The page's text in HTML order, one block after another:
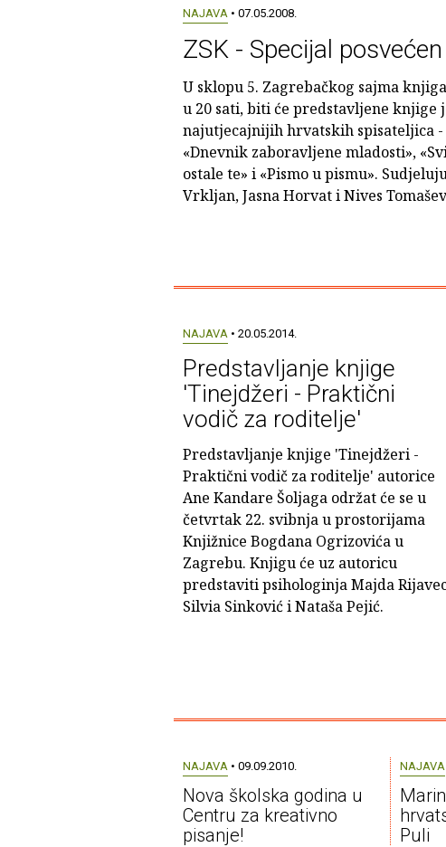
NAJAVA• 07.05.2008.
ZSK - Specijal
U sklopu 5. Zagrebačkog sajma
u 20 sati, biti će predstavljene knjige
najutjecajnijih hrvatskih spisateljica
«Dnevnik zaboravljene mladosti»,
ostale te» i «Pismo u pismu».
Vrkljan, Jasna Horvat i Nives
NAJAVA• 20.05.2014.
Predstavljanje knjige
'Tinejdžeri - Praktični
vodič za roditelje'
Predstavljanje knjige 'Tinejdžeri -
Praktični vodič za roditelje' autorice
Ane Kandare Šoljaga održat će se u
četvrtak 22. svibnja u prostorijama
Knjižnice Bogdana Ogrizovića u
Zagrebu. Knjigu će uz autoricu
predstaviti psihologinja Majda
Silvia Sinković i Nataša Pejić.
NAJAVA• 09.09.2010.
Nova školska godina u
Centru za kreativno
pisanje!
NAJAVA
Puli